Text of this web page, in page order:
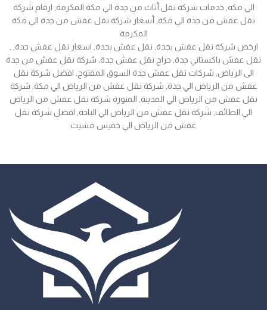
الي مكه, خدمات شركة نقل أثاث من جدة الي مكة المكرمة, ارقام شركة
نقل عفش من جدة الي مكة, أسعار شركة نقل عفش من جدة الي مكة
المكرمة
نقل عفش باكستاني جدة, حراج نقل عفش جدة, شركة نقل عفش من جدة
الى الرياض, شركات نقل عفش جدة السوق المفتوح, افضل شركة نقل
عفش من الرياض الي جدة, شركة نقل عفش من الرياض الي مكة, شركة
نقل عفش من الرياض الي المدينة, المنورة شركة نقل عفش من الرياض
الي الطائف, شركة نقل عفش من الرياض الي الباحة, افضل شركة نقل
عفش من الرياض الي خميس مشيت